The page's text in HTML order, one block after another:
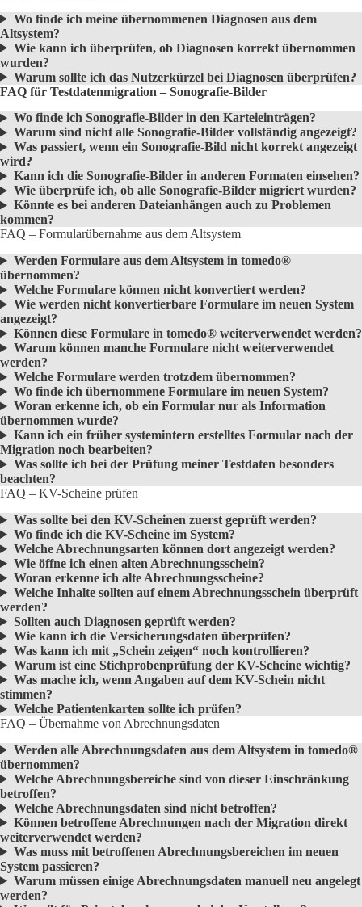
Wo finde ich meine übernommenen Diagnosen aus dem
Altsystem?
Wie kann ich überprüfen, ob Diagnosen korrekt übernommen
wurden?
Warum sollte ich das Nutzerkürzel bei Diagnosen überprüfen?
FAQ für Testdatenmigration – Sonografie-Bilder
Wo finde ich Sonografie-Bilder in den Karteieinträgen?
Warum sind nicht alle Sonografie-Bilder vollständig angezeigt?
Was passiert, wenn ein Sonografie-Bild nicht korrekt angezeigt
wird?
Kann ich die Sonografie-Bilder in anderen Formaten einsehen?
Wie überprüfe ich, ob alle Sonografie-Bilder migriert wurden?
Könnte es bei anderen Dateianhängen auch zu Problemen
kommen?
FAQ – Formularübernahme aus dem Altsystem
Werden Formulare aus dem Altsystem in tomedo®
übernommen?
Welche Formulare können nicht konvertiert werden?
Wie werden nicht konvertierbare Formulare im neuen System
angezeigt?
Können diese Formulare in tomedo® weiterverwendet werden?
Warum können manche Formulare nicht weiterverwendet
werden?
Welche Formulare werden trotzdem übernommen?
Wo finde ich übernommene Formulare im neuen System?
Woran erkenne ich, ob ein Formular nur als Information
übernommen wurde?
Kann ich ein früher systemintern erstelltes Formular nach der
Migration noch bearbeiten?
Was sollte ich bei der Prüfung meiner Testdaten besonders
beachten?
FAQ – KV-Scheine prüfen
Was sollte bei den KV-Scheinen zuerst geprüft werden?
Wo finde ich die KV-Scheine im System?
Welche Abrechnungsarten können dort angezeigt werden?
Wie öffne ich einen alten Abrechnungsschein?
Woran erkenne ich alte Abrechnungsscheine?
Welche Inhalte sollten auf einem Abrechnungsschein überprüft
werden?
Sollten auch Diagnosen geprüft werden?
Wie kann ich die Versicherungsdaten überprüfen?
Was kann ich mit „Schein zeigen“ noch kontrollieren?
Warum ist eine Stichprobenprüfung der KV-Scheine wichtig?
Was mache ich, wenn Angaben auf dem KV-Schein nicht
stimmen?
Welche Patientenkarten sollte ich prüfen?
FAQ – Übernahme von Abrechnungsdaten
Werden alle Abrechnungsdaten aus dem Altsystem in tomedo®
übernommen?
Welche Abrechnungsbereiche sind von dieser Einschränkung
betroffen?
Welche Abrechnungsdaten sind nicht betroffen?
Können betroffene Abrechnungen nach der Migration direkt
weiterverwendet werden?
Was muss mit betroffenen Abrechnungsbereichen im neuen
System passieren?
Warum müssen einige Abrechnungsdaten manuell neu angelegt
werden?